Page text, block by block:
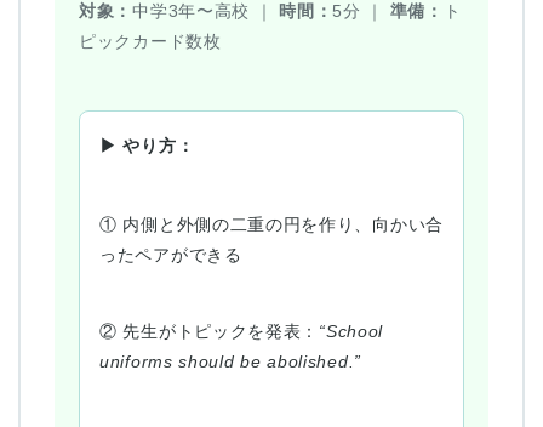
対象：中学3年〜高校 ｜ 時間： 5分 ｜ 準備：
ト
ピックカード数枚
▶ やり方：
① 内側と外側の二重の円を作り、向かい合
ったペアができる
② 先生がトピックを発表： “School
uniforms should be abolished.”